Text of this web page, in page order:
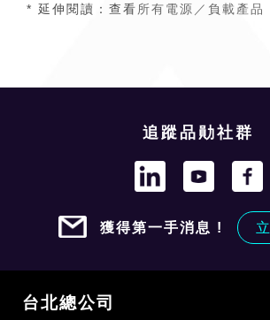
* 延伸閱讀：查看所有電源／負載產品
追蹤品勛社群
獲得第一手消息 !
台北總公司